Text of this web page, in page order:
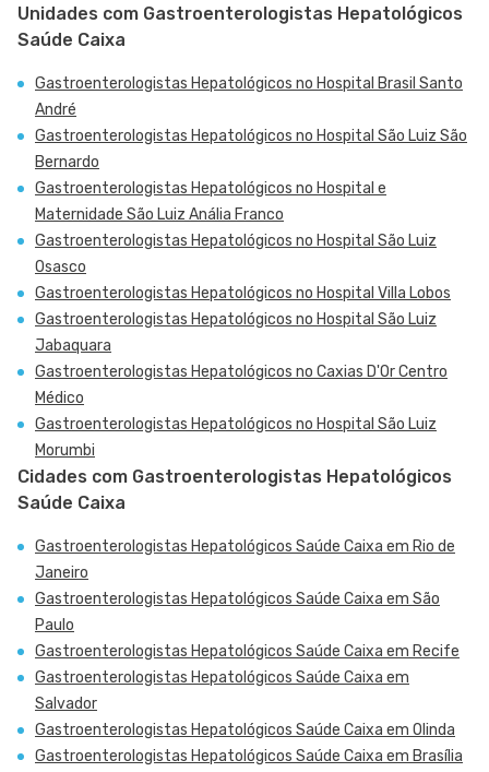
Unidades com Gastroenterologistas Hepatológicos
Saúde Caixa
Gastroenterologistas Hepatológicos no Hospital Brasil Santo
André
Gastroenterologistas Hepatológicos no Hospital São Luiz São
Bernardo
Gastroenterologistas Hepatológicos no Hospital e
Maternidade São Luiz Anália Franco
Gastroenterologistas Hepatológicos no Hospital São Luiz
Osasco
Gastroenterologistas Hepatológicos no Hospital Villa Lobos
Gastroenterologistas Hepatológicos no Hospital São Luiz
Jabaquara
Gastroenterologistas Hepatológicos no Caxias D'Or Centro
Médico
Gastroenterologistas Hepatológicos no Hospital São Luiz
Morumbi
Cidades com Gastroenterologistas Hepatológicos
Saúde Caixa
Gastroenterologistas Hepatológicos Saúde Caixa em Rio de
Janeiro
Gastroenterologistas Hepatológicos Saúde Caixa em São
Paulo
Gastroenterologistas Hepatológicos Saúde Caixa em Recife
Gastroenterologistas Hepatológicos Saúde Caixa em
Salvador
Gastroenterologistas Hepatológicos Saúde Caixa em Olinda
Gastroenterologistas Hepatológicos Saúde Caixa em Brasília